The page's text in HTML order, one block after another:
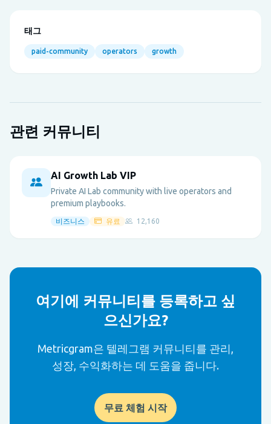
태그
paid-community operators growth
관련 커뮤니티
AI Growth Lab VIP
Private AI Lab community with live operators and
premium playbooks.
비즈니스 유료 12,160
여기에 커뮤니티를 등록하고 싶
으신가요?
Metricgram은 텔레그램 커뮤니티를 관리,
성장, 수익화하는 데 도움을 줍니다.
무료 체험 시작